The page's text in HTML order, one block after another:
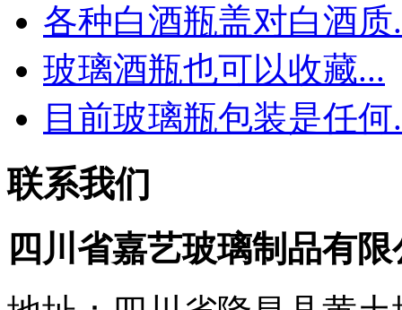
各种白酒瓶盖对白酒质
玻璃酒瓶也可以收藏...
目前玻璃瓶包装是任何
联系我们
四川省嘉艺玻璃制品有限